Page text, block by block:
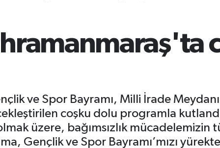
ve Spor Bayramı, Milli İrade
coşku dolu programla
üzere, bağımsızlık mücadelemizin
Gençlik ve Spor Bayramı’mızı